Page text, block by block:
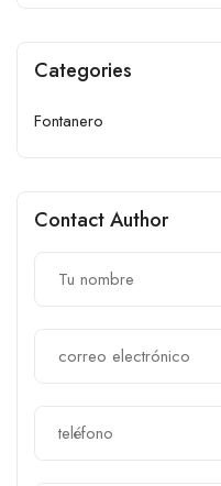
Categories
Fontanero
Contact Author